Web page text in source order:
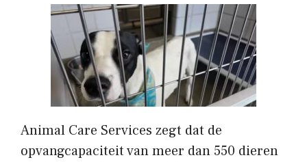
Animal Care Services zegt dat de
opvangcapaciteit van meer dan 550 dieren